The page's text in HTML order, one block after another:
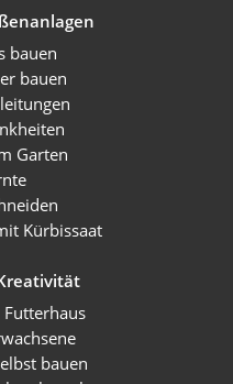
bauen
bauen
Garten
Kürbissaat
bauen